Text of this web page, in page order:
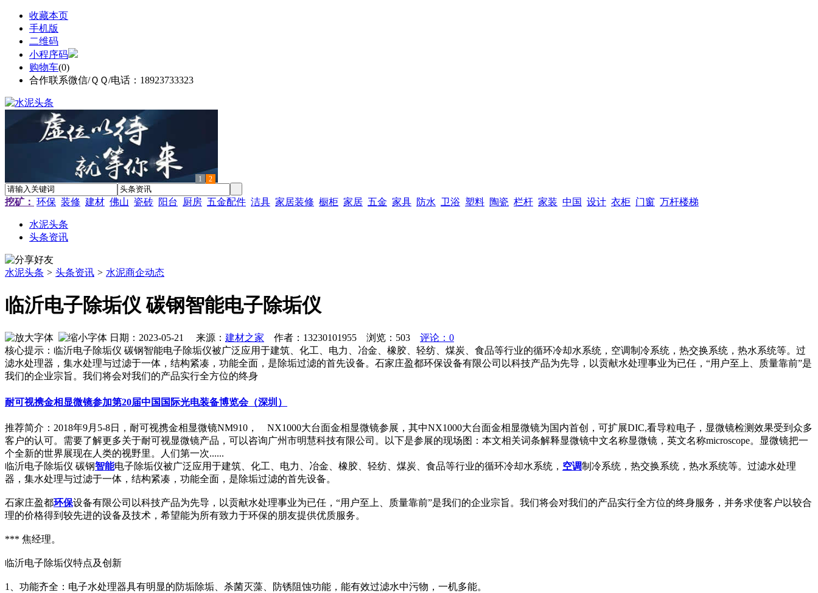
收藏本页
手机版
二维码
小程序码
购物车(0)
合作联系微信/ＱＱ/电话：18923733323
1 2
挖矿： 环保 装修 建材 佛山 瓷砖 阳台 厨房 五金配件 洁具 家居装修 橱柜 家居 五金 家具 防水 卫浴 塑料 陶瓷 栏杆 家装 中国 设计 衣柜 门窗 万杆楼梯
水泥头条
头条资讯
水泥头条 > 头条资讯 > 水泥商企动态
临沂电子除垢仪 碳钢智能电子除垢仪
日期：2023-05-21 来源： 建材之家 作者：13230101955 浏览： 503
评论：0
核心提示：临沂电子除垢仪 碳钢智能电子除垢仪被广泛应用于建筑、化工、电力、冶金、橡胶、轻纺、煤炭、食品等行业的循环冷却水系统，空调制冷系统，热交换系统，热水系统等。过
滤水处理器，集水处理与过滤于一体，结构紧凑，功能全面，是除垢过滤的首先设备。石家庄盈都环保设备有限公司以科技产品为先导，以贡献水处理事业为已任，“用户至上、质量靠前”是
我们的企业宗旨。我们将会对我们的产品实行全方位的终身
耐可视携金相显微镜参加第20届中国国际光电装备博览会（深圳）
推荐简介：2018年9月5-8日，耐可视携金相显微镜NM910， NX1000大台面金相显微镜参展，其中NX1000大台面金相显微镜为国内首创，可扩展DIC,看导粒电子，显微镜检测效果受到众多
客户的认可。需要了解更多关于耐可视显微镜产品，可以咨询广州市明慧科技有限公司。以下是参展的现场图：本文相关词条解释显微镜中文名称显微镜，英文名称microscope。显微镜把一
个全新的世界展现在人类的视野里。人们第一次......
临沂电子除垢仪 碳钢智能电子除垢仪被广泛应用于建筑、化工、电力、冶金、橡胶、轻纺、煤炭、食品等行业的循环冷却水系统， 空调制冷系统，热交换系统，热水系统等。过滤水处理
器，集水处理与过滤于一体，结构紧凑，功能全面，是除垢过滤的首先设备。
石家庄盈都环保设备有限公司以科技产品为先导，以贡献水处理事业为已任，“用户至上、质量靠前”是我们的企业宗旨。我们将会对我们的产品实行全方位的终身服务，并务求使客户以较合
理的价格得到较先进的设备及技术，希望能为所有致力于环保的朋友提供优质服务。
*** 焦经理。
临沂电子除垢仪特点及创新
1、功能齐全：电子水处理器具有明显的防垢除垢、杀菌灭藻、防锈阻蚀功能，能有效过滤水中污物，一机多能。